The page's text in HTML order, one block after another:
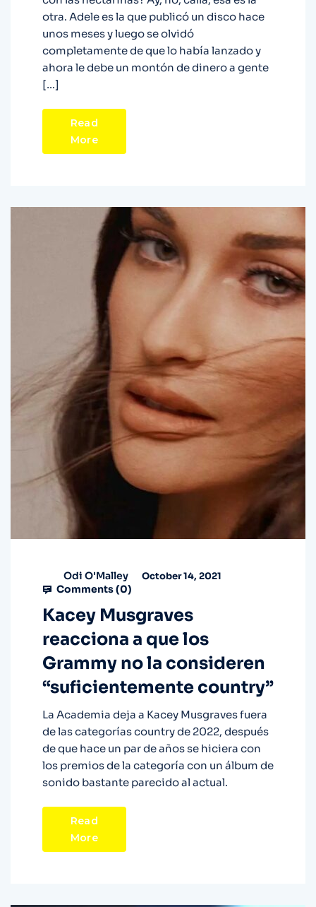
otra. Adele es la que publicó un disco hace
unos meses y luego se olvidó
completamente de que lo había lanzado y
ahora le debe un montón de dinero a gente
[…]
Read
More
Odi O'Malley October 14, 2021
Comments (0)
Kacey Musgraves
reacciona a que los
Grammy no la consideren
“suficientemente country”
La Academia deja a Kacey Musgraves fuera
de las categorías country de 2022, después
de que hace un par de años se hiciera con
los premios de la categoría con un álbum de
sonido bastante parecido al actual.
Read
More